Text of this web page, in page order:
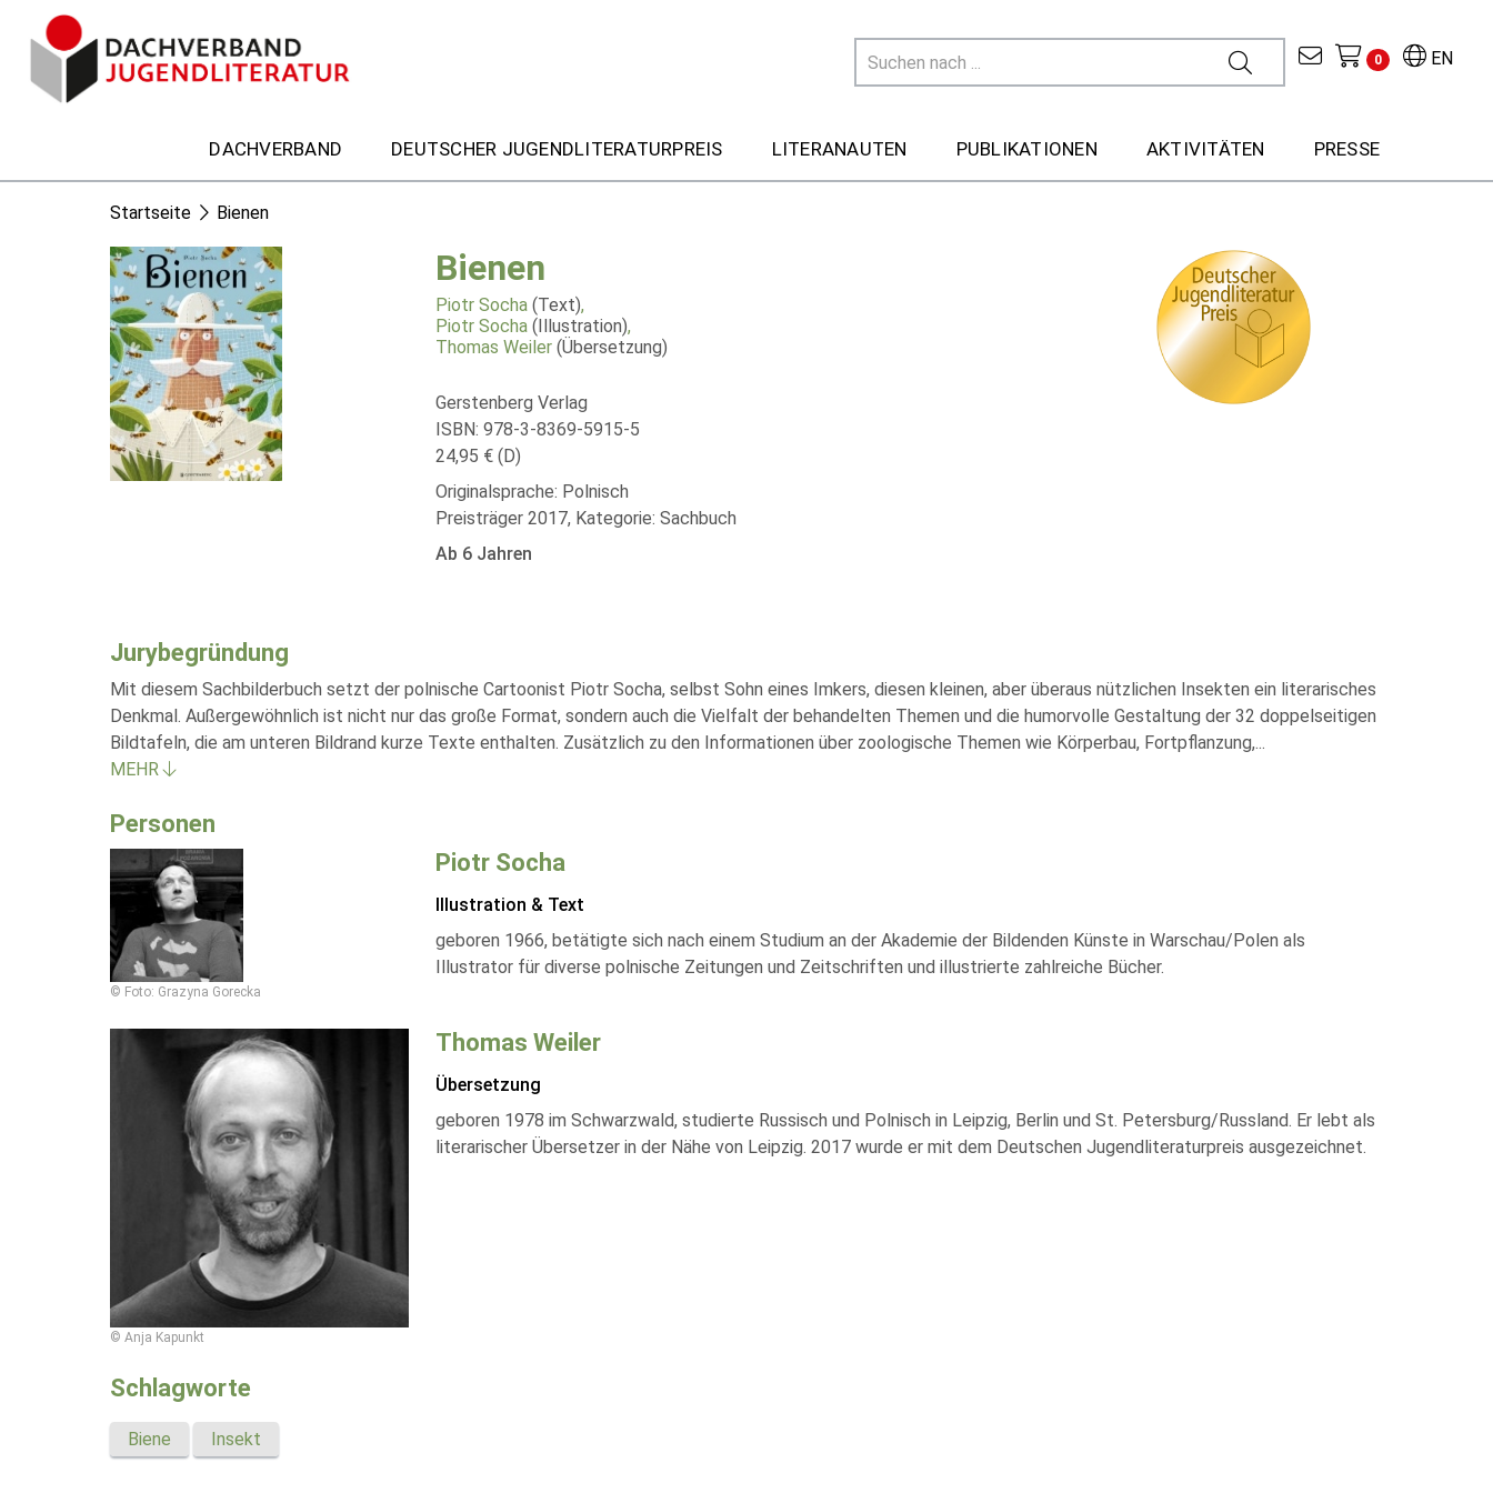
EN
0
DACHVERBAND DEUTSCHER JUGENDLITERATURPREIS LITERANAUTEN PUBLIKATIONEN AKTIVITÄTEN PRESSE
Startseite Bienen
Bienen
Piotr Socha (Text),
Piotr Socha (Illustration),
Thomas Weiler (Übersetzung)
Gerstenberg Verlag
ISBN: 978-3-8369-5915-5
24,95 € (D)
Originalsprache: Polnisch
Preisträger 2017, Kategorie: Sachbuch
Ab 6 Jahren
Jurybegründung
Mit diesem Sachbilderbuch setzt der polnische Cartoonist Piotr Socha, selbst Sohn eines Imkers, diesen kleinen, aber überaus nützlichen Insekten ein literarisches
Denkmal. Außergewöhnlich ist nicht nur das große Format, sondern auch die Vielfalt der behandelten Themen und die humorvolle Gestaltung der 32 doppelseitigen
Bildtafeln, die am unteren Bildrand kurze Texte enthalten. Zusätzlich zu den Informationen über zoologische Themen wie Körperbau, Fortpflanzung,...
MEHR
Personen
© Foto: Grazyna Gorecka
Piotr Socha
Illustration & Text
geboren 1966, betätigte sich nach einem Studium an der Akademie der Bildenden Künste in Warschau/Polen als
Illustrator für diverse polnische Zeitungen und Zeitschriften und illustrierte zahlreiche Bücher.
© Anja Kapunkt
Thomas Weiler
Übersetzung
geboren 1978 im Schwarzwald, studierte Russisch und Polnisch in Leipzig, Berlin und St. Petersburg/Russland. Er lebt als
literarischer Übersetzer in der Nähe von Leipzig. 2017 wurde er mit dem Deutschen Jugendliteraturpreis ausgezeichnet.
Schlagworte
Biene Insekt